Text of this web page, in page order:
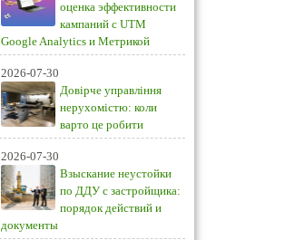
оценка эффективности
кампаний с UTM
Google Analytics и Метрикой
2026-07-30
Довірче управління
нерухомістю: коли
варто це робити
2026-07-30
Взыскание неустойки
по ДДУ с застройщика:
порядок действий и
документы